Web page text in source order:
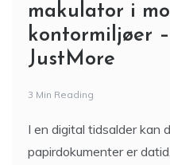
makulator i
kontormiljøer
JustMore
3 Min Reading
I en digital tidsalder kan
papirdokumenter er